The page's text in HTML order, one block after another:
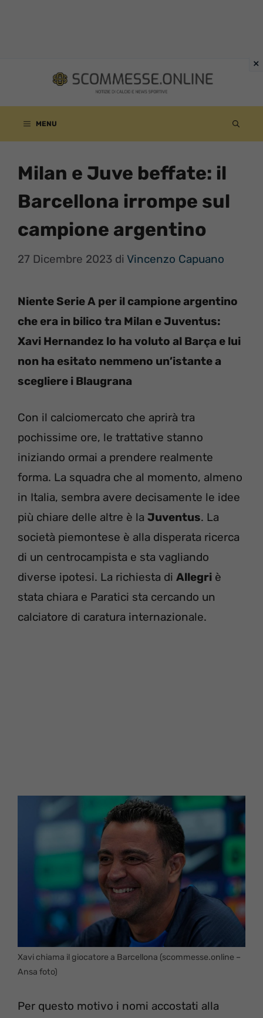
contenuto
MENU
Milan e Juve beffate: il
Barcellona irrompe sul
campione argentino
27 Dicembre 2023 di Vincenzo Capuano
Niente Serie A per il campione argentino
che era in bilico tra Milan e Juventus:
Xavi Hernandez lo ha voluto al Barça e lui
non ha esitato nemmeno un’istante a
scegliere i Blaugrana
Con il calciomercato che aprirà tra
pochissime ore, le trattative stanno
iniziando ormai a prendere realmente
forma. La squadra che al momento, almeno
in Italia, sembra avere decisamente le idee
più chiare delle altre è la Juventus. La
società piemontese è alla disperata ricerca
di un centrocampista e sta vagliando
diverse ipotesi. La richiesta di Allegri è
stata chiara e Paratici sta cercando un
calciatore di caratura internazionale.
Xavi chiama il giocatore a Barcellona (scommesse.online –
Ansa foto)
Per questo motivo i nomi accostati alla